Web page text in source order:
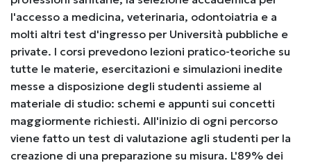
l'accesso a medicina, veterinaria, odontoiatria e a
molti altri test d'ingresso per Università pubbliche e
private. I corsi prevedono lezioni pratico-teoriche su
tutte le materie, esercitazioni e simulazioni inedite
messe a disposizione degli studenti assieme al
materiale di studio: schemi e appunti sui concetti
maggiormente richiesti. All'inizio di ogni percorso
viene fatto un test di valutazione agli studenti per la
creazione di una preparazione su misura. L'89% dei